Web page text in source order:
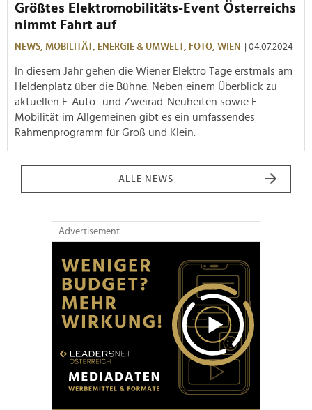
Größtes Elektromobilitäts-Event Österreichs
nimmt Fahrt auf
NEWS, MOBILITÄT, ENERGIE & UMWELT, FOTO, WIEN | 04.07.2024
In diesem Jahr gehen die Wiener Elektro Tage erstmals am
Heldenplatz über die Bühne. Neben einem Überblick zu
aktuellen E-Auto- und Zweirad-Neuheiten sowie E-
Mobilität im Allgemeinen gibt es ein umfassendes
Rahmenprogramm für Groß und Klein.
ALLE NEWS
Advertisement